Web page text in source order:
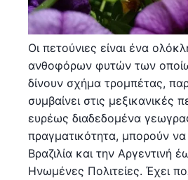
Οι πετούνιες είναι ένα
ανθοφόρων φυτών των
δίνουν σχήμα τρομπέτας,
συμβαίνει στις μεξικανικές
ευρέως διαδεδομένα
πραγματικότητα, μπορούν
Βραζιλία και την Αργεντινή
Ηνωμένες Πολιτείες. Έχει